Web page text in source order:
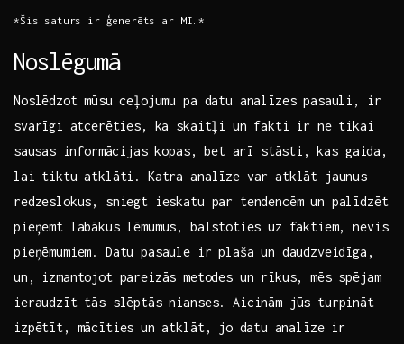
*Šis saturs ir ​ģenerēts ar MI.*
Noslēgumā
Noslēdzot mūsu⁣ ceļojumu pa datu analīzes pasauli, ir
svarīgi⁢ atcerēties, ka skaitļi un ⁣fakti ir ne⁣ tikai
⁢sausas⁤ informācijas‍ kopas,⁣ bet arī stāsti,⁢ kas gaida,
lai tiktu atklāti.‌ Katra analīze var atklāt​ jaunus
redzeslokus,​ sniegt ieskatu​ par ‌tendencēm un palīdzēt
pieņemt labākus lēmumus,⁤ balstoties uz faktiem, nevis‍
pieņēmumiem.‌ Datu pasaule ir plaša ⁣un‍ daudzveidīga,
un, izmantojot pareizās ⁣metodes un‌ rīkus, mēs ​spējam‍
ieraudzīt ​tās slēptās nianses. Aicinām jūs turpināt
izpētīt, mācīties un⁢ atklāt,⁢ jo datu⁤ analīze‍ ir⁢